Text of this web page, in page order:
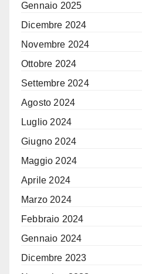
Gennaio 2025
Dicembre 2024
Novembre 2024
Ottobre 2024
Settembre 2024
Agosto 2024
Luglio 2024
Giugno 2024
Maggio 2024
Aprile 2024
Marzo 2024
Febbraio 2024
Gennaio 2024
Dicembre 2023